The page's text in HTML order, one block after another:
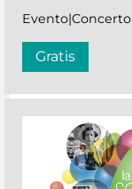
Evento|Concerto
Gratis